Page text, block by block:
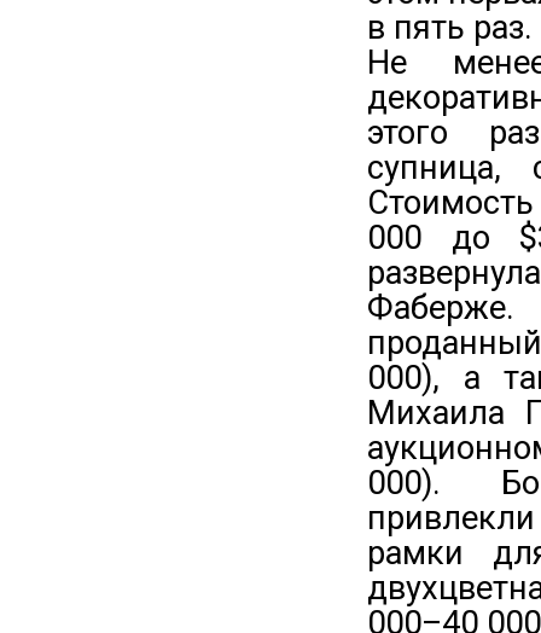
в пять раз.
Не
этого
000 до
000), а
Михаила
000).
рамки
000–40